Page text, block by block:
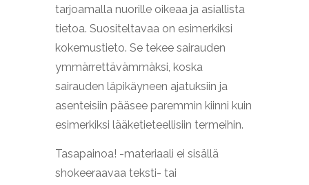
tarjoamalla nuorille oikeaa ja asiallista
tietoa. Suositeltavaa on esimerkiksi
kokemustieto. Se tekee sairauden
ymmärrettävämmäksi, koska
sairauden läpikäyneen ajatuksiin ja
asenteisiin pääsee paremmin kiinni kuin
esimerkiksi lääketieteellisiin termeihin.
Tasapainoa! -materiaali ei sisällä
shokeeraavaa teksti- tai